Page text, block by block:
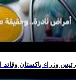
.. رئيس وزراء باكستان